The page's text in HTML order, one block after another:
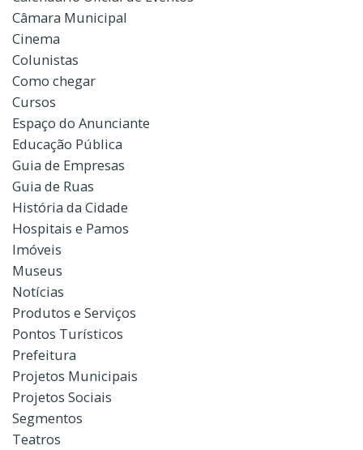
Câmara Municipal
Cinema
Colunistas
Como chegar
Cursos
Espaço do Anunciante
Educação Pública
Guia de Empresas
Guia de Ruas
História da Cidade
Hospitais e Pamos
Imóveis
Museus
Notícias
Produtos e Serviços
Pontos Turísticos
Prefeitura
Projetos Municipais
Projetos Sociais
Segmentos
Teatros